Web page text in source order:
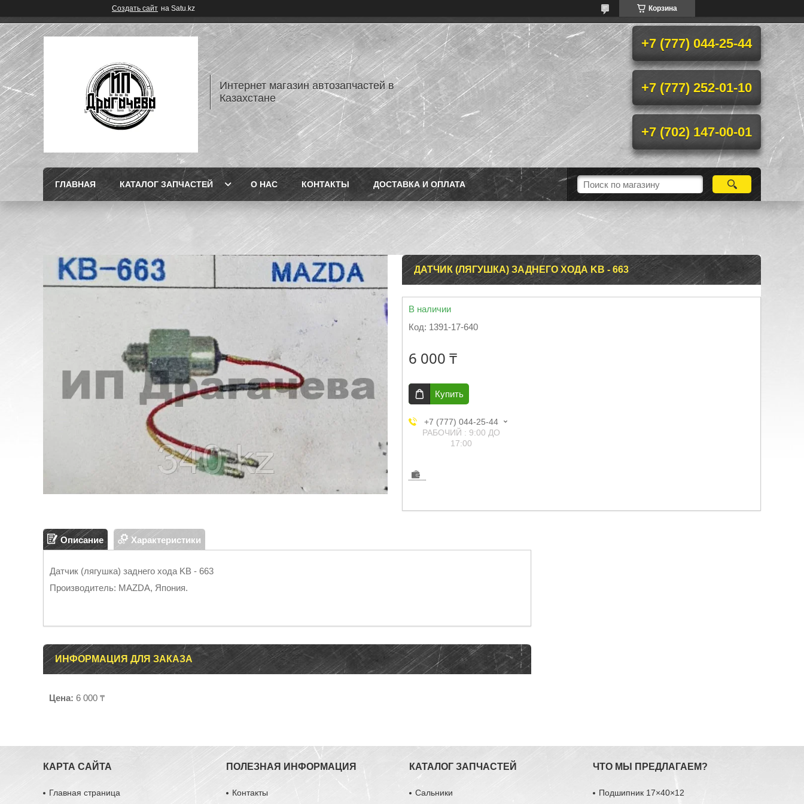
Создать сайт на Satu.kz Корзина
Интернет магазин автозапчастей в
Казахстане
+7 (777) 044-25-44
+7 (777) 252-01-10
+7 (702) 147-00-01
ГЛАВНАЯ КАТАЛОГ ЗАПЧАСТЕЙ О НАС КОНТАКТЫ ДОСТАВКА И ОПЛАТА
ДАТЧИК (ЛЯГУШКА) ЗАДНЕГО ХОДА KB - 663
В наличии
Код: 1391-17-640
6 000 ₸
Купить
+7 (777) 044-25-44
РАБОЧИЙ : 9:00 ДО
17:00
Описание Характеристики
Датчик (лягушка) заднего хода KB - 663
Производитель: MAZDA, Япония.
ИНФОРМАЦИЯ ДЛЯ ЗАКАЗА
Цена: 6 000 ₸
КАРТА САЙТА
Главная страница
ПОЛЕЗНАЯ ИНФОРМАЦИЯ
Контакты
КАТАЛОГ ЗАПЧАСТЕЙ
Сальники
ЧТО МЫ ПРЕДЛАГАЕМ?
Подшипник 17×40×12